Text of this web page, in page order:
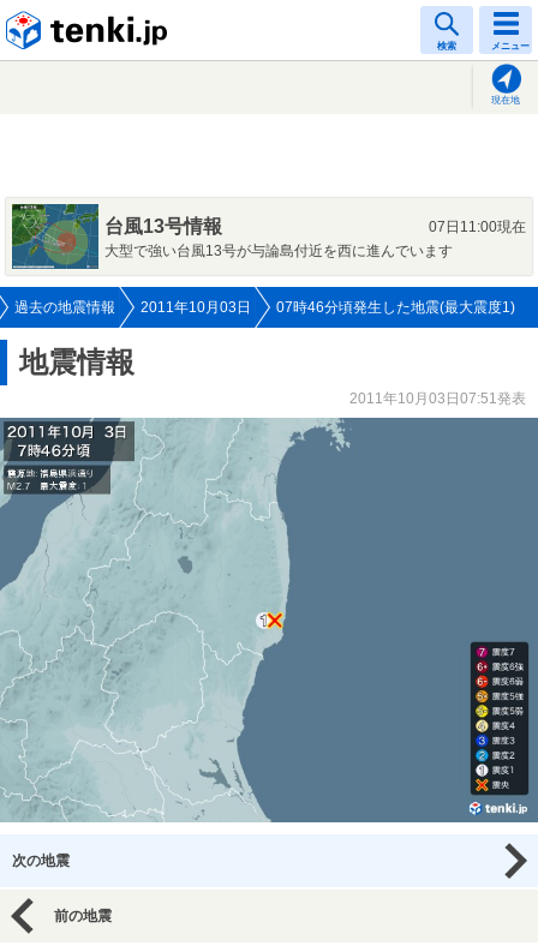
検索 メニュー
現在地
台風13号情報
07日11:00現在
大型で強い台風13号が与論島付近を西に進んでいます
過去の地震情報 2011年10月03日 07時46分頃発生した地震(最大震度1)
地震情報
2011年10月03日07:51発表
次の地震
前の地震